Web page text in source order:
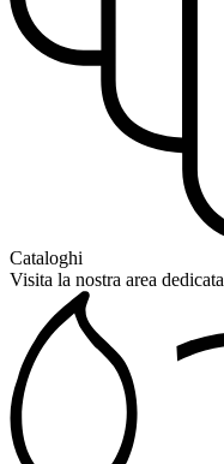
Cataloghi
Visita la nostra area dedicata